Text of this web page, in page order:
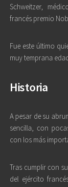
Schweitzer,
francés premio
Fue este último
muy temprana
Historia
A pesar de su
sencilla, con
con los más
Tras cumplir con
del ejército